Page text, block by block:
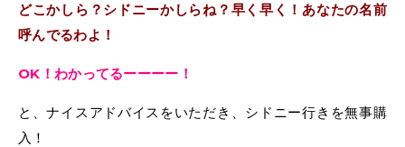
どこかしら？シドニーかしらね？早く早く！あなたの名前
呼んでるわよ！
OK！わかってるーーーー！
と、ナイスアドバイスをいただき、シドニー行きを無事購
入！